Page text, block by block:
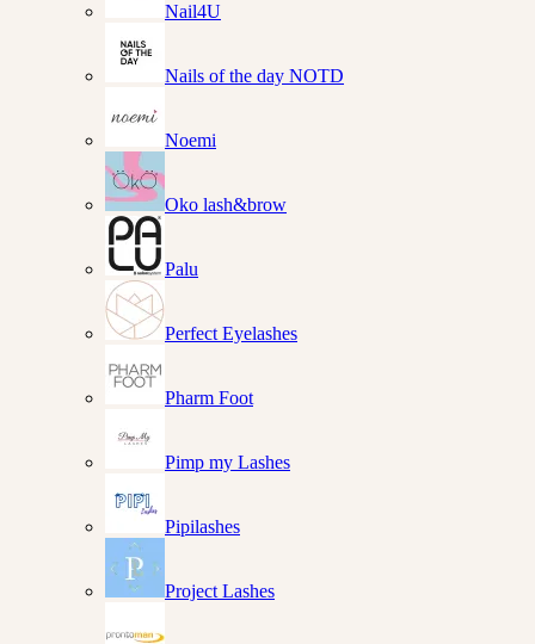
Nail4U
Nails of the day NOTD
Noemi
Oko lash&brow
Palu
Perfect Eyelashes
Pharm Foot
Pimp my Lashes
Pipilashes
Project Lashes